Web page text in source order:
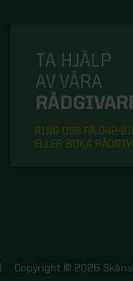
TA HJÄLP
AV VÅRA
RING OSS PÅ 042-
ELLER BOKA
Copyright © 2026